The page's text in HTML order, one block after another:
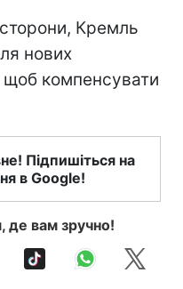
Кремль
нових
щоб компенсувати
Підпишіться на
в Google!
де вам зручно!